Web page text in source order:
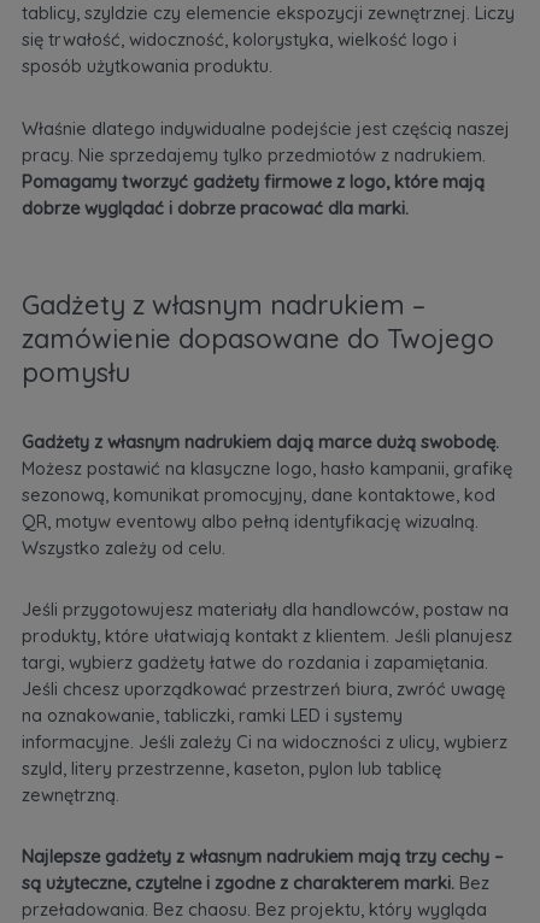
tablicy, szyldzie czy elemencie ekspozycji zewnętrznej. Liczy
się trwałość, widoczność, kolorystyka, wielkość logo i
sposób użytkowania produktu.
Właśnie dlatego indywidualne podejście jest częścią naszej
pracy. Nie sprzedajemy tylko przedmiotów z nadrukiem.
Pomagamy tworzyć gadżety firmowe z logo, które mają
dobrze wyglądać i dobrze pracować dla marki.
Gadżety z własnym nadrukiem –
zamówienie dopasowane do Twojego
pomysłu
Gadżety z własnym nadrukiem dają marce dużą swobodę.
Możesz postawić na klasyczne logo, hasło kampanii, grafikę
sezonową, komunikat promocyjny, dane kontaktowe, kod
QR, motyw eventowy albo pełną identyfikację wizualną.
Wszystko zależy od celu.
Jeśli przygotowujesz materiały dla handlowców, postaw na
produkty, które ułatwiają kontakt z klientem. Jeśli planujesz
targi, wybierz gadżety łatwe do rozdania i zapamiętania.
Jeśli chcesz uporządkować przestrzeń biura, zwróć uwagę
na oznakowanie, tabliczki, ramki LED i systemy
informacyjne. Jeśli zależy Ci na widoczności z ulicy, wybierz
szyld, litery przestrzenne, kaseton, pylon lub tablicę
zewnętrzną.
Najlepsze gadżety z własnym nadrukiem mają trzy cechy –
są użyteczne, czytelne i zgodne z charakterem marki.Bez
przeładowania. Bez chaosu. Bez projektu, który wygląda